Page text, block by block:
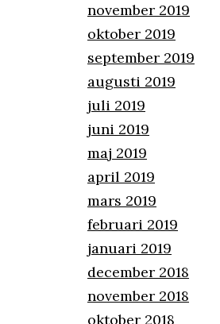
november 2019
oktober 2019
september 2019
augusti 2019
juli 2019
juni 2019
maj 2019
april 2019
mars 2019
februari 2019
januari 2019
december 2018
november 2018
oktober 2018